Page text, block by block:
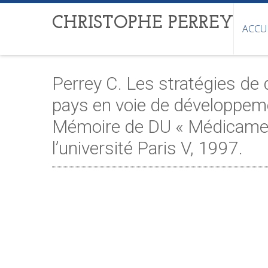
CHRISTOPHE PERREY
Perrey C. Les stratégies
pays en voie de
Mémoire de DU «
l’université Paris V, 1997.